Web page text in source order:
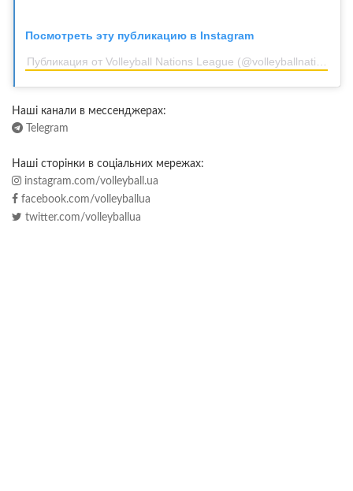
Посмотреть эту публикацию в Instagram
Наші канали в мессенджерах:
Telegram
Наші сторінки в соціальних мережах:
instagram.com/volleyball.ua
facebook.com/volleyballua
twitter.com/volleyballua